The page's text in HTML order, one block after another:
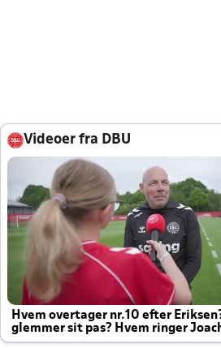
Videoer fra DBU
Hvem overtager nr.10 efter
glemmer sit pas? Hvem ringer
altid til efter kampe?